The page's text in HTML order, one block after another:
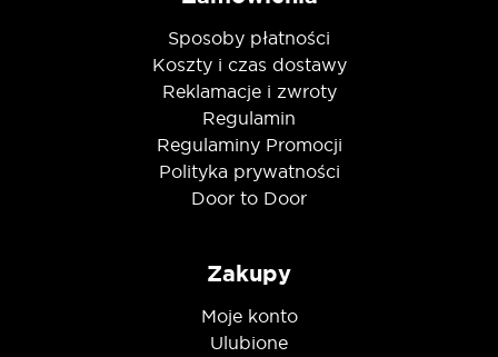
Sposoby płatności
Koszty i czas dostawy
Reklamacje i zwroty
Regulamin
Regulaminy Promocji
Polityka prywatności
Door to Door
Zakupy
Moje konto
Ulubione